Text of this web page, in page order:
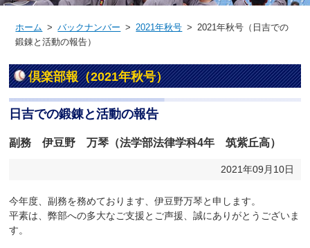
ホーム >バックナンバー >2021年秋号 > 2021年秋号（日吉での
鍛錬と活動の報告）
倶楽部報（2021年秋号）
日吉での鍛錬と活動の報告
副務 伊豆野 万琴（法学部法律学科4年 筑紫丘高）
2021年09月10日
今年度、副務を務めております、伊豆野万琴と申します。
平素は、弊部への多大なご支援とご声援、誠にありがとうございま
す。